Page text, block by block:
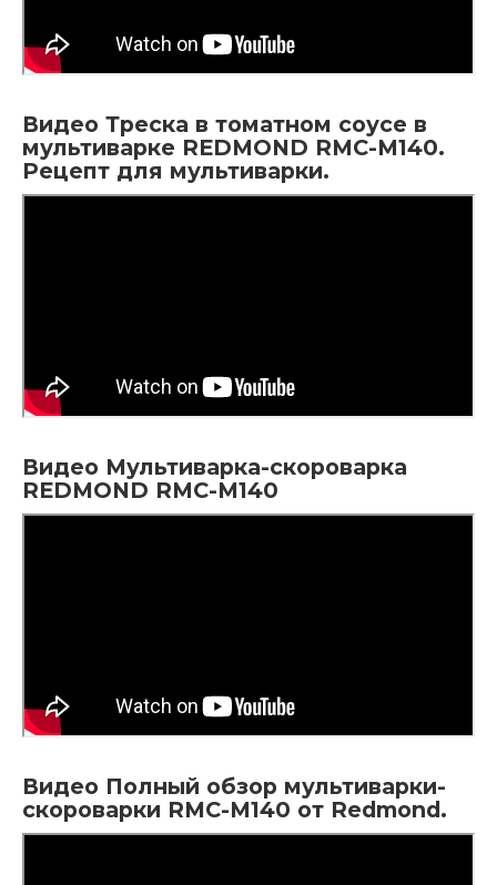
Видео Треска в томатном соусе в
мультиварке REDMOND RMC-M140.
Рецепт для мультиварки.
Видео Мультиварка-скороварка
REDMOND RMC-M140
Видео Полный обзор мультиварки-
скороварки RMC-M140 от Redmond.